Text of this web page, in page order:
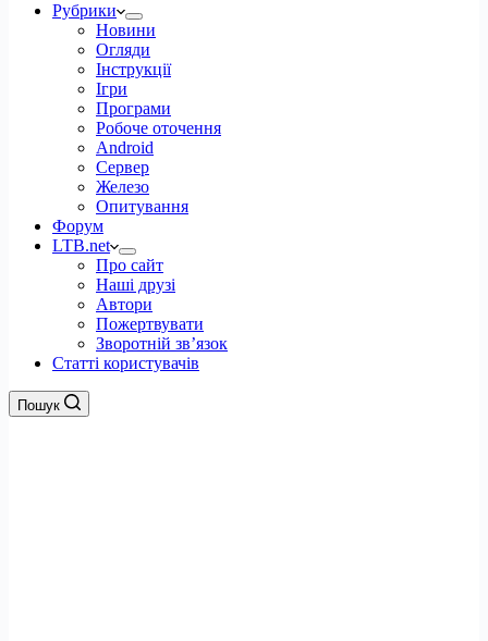
Рубрики
Новини
Огляди
Інструкції
Ігри
Програми
Робоче оточення
Android
Сервер
Железо
Опитування
Форум
LTB.net
Про сайт
Наші друзі
Автори
Пожертвувати
Зворотній зв’язок
Статті користувачів
Пошук